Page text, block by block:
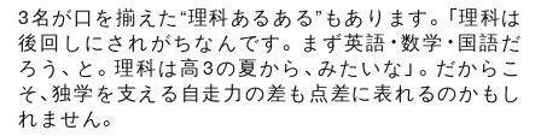
3名が口を揃えた“理科あるある”もあります。「理科は
後回しにされがちなんです。まず英語・数学・国語だ
ろう、と。理科は高3の夏から、みたいな」。だからこ
そ、独学を支える自走力の差も点差に表れるのかもし
れません。